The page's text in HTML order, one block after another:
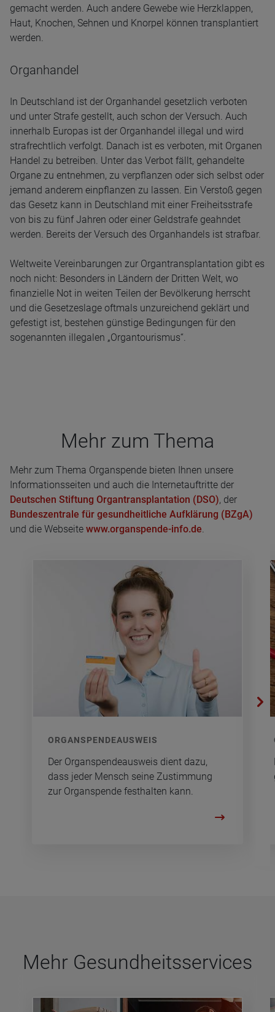
gemacht werden. Auch andere Gewebe wie Herzklappen,
Haut, Knochen, Sehnen und Knorpel können transplantiert
werden.
Organhandel
In Deutschland ist der Organhandel gesetzlich verboten
und unter Strafe gestellt, auch schon der Versuch. Auch
innerhalb Europas ist der Organhandel illegal und wird
strafrechtlich verfolgt. Danach ist es verboten, mit Organen
Handel zu betreiben. Unter das Verbot fällt, gehandelte
Organe zu entnehmen, zu verpflanzen oder sich selbst oder
jemand anderem einpflanzen zu lassen. Ein Verstoß gegen
das Gesetz kann in Deutschland mit einer Freiheitsstrafe
von bis zu fünf Jahren oder einer Geldstrafe geahndet
werden. Bereits der Versuch des Organhandels ist strafbar.
Weltweite Vereinbarungen zur Organtransplantation gibt es
noch nicht: Besonders in Ländern der Dritten Welt, wo
finanzielle Not in weiten Teilen der Bevölkerung herrscht
und die Gesetzeslage oftmals unzureichend geklärt und
gefestigt ist, bestehen günstige Bedingungen für den
sogenannten illegalen „Organtourismus“.
Mehr zum Thema
Mehr zum Thema Organspende bieten Ihnen unsere
Informationsseiten und auch die Internetauftritte der
Deutschen Stiftung Organtransplantation (DSO), der
Bundeszentrale für gesundheitliche Aufklärung (BZgA)
und die Webseite www.organspende-info.de.
OR­GAN­SPEN­DE­AUS­WEIS
Der Or­gan­spen­de­aus­weis dient dazu,
dass jeder Mensch seine Zu­stim­mung
zur Or­gan­spen­de fest­hal­ten kann.
Mehr Gesund­heits­ser­vices